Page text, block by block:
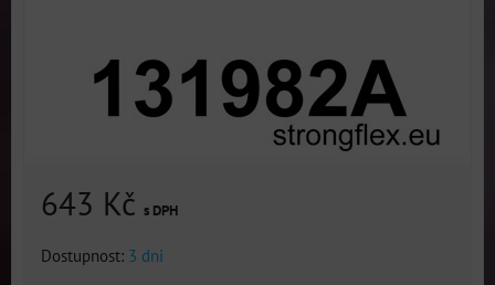
643 Kč s DPH
Dostupnost: 3 dni